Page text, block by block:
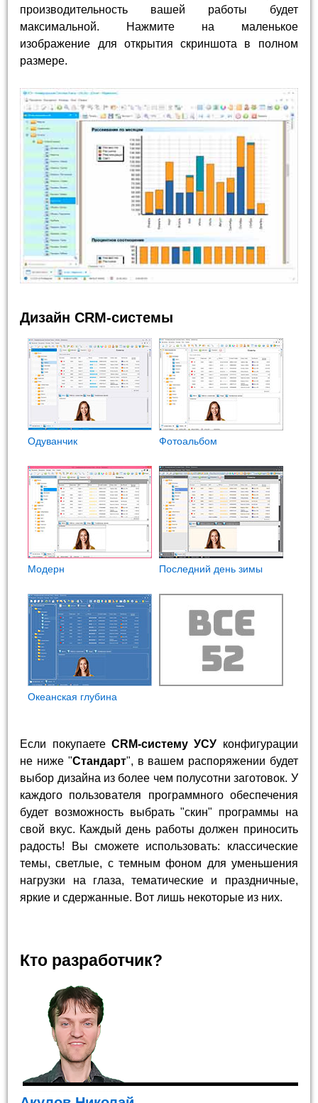
производительность вашей работы будет
максимальной. Нажмите на маленькое
изображение для открытия скриншота в полном
размере.
Дизайн CRM-системы
Одуванчик Фотоальбом
Модерн Последний день зимы
Океанская глубина
Если покупаете CRM-систему УСУ конфигурации
не ниже "Стандарт", в вашем распоряжении будет
выбор дизайна из более чем полусотни заготовок. У
каждого пользователя программного обеспечения
будет возможность выбрать "скин" программы на
свой вкус. Каждый день работы должен приносить
радость! Вы сможете использовать: классические
темы, светлые, с темным фоном для уменьшения
нагрузки на глаза, тематические и праздничные,
яркие и сдержанные. Вот лишь некоторые из них.
Кто разработчик?